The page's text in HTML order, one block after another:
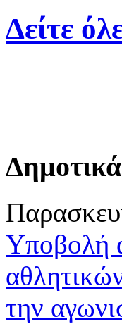
Δείτε
Υποβολή
την